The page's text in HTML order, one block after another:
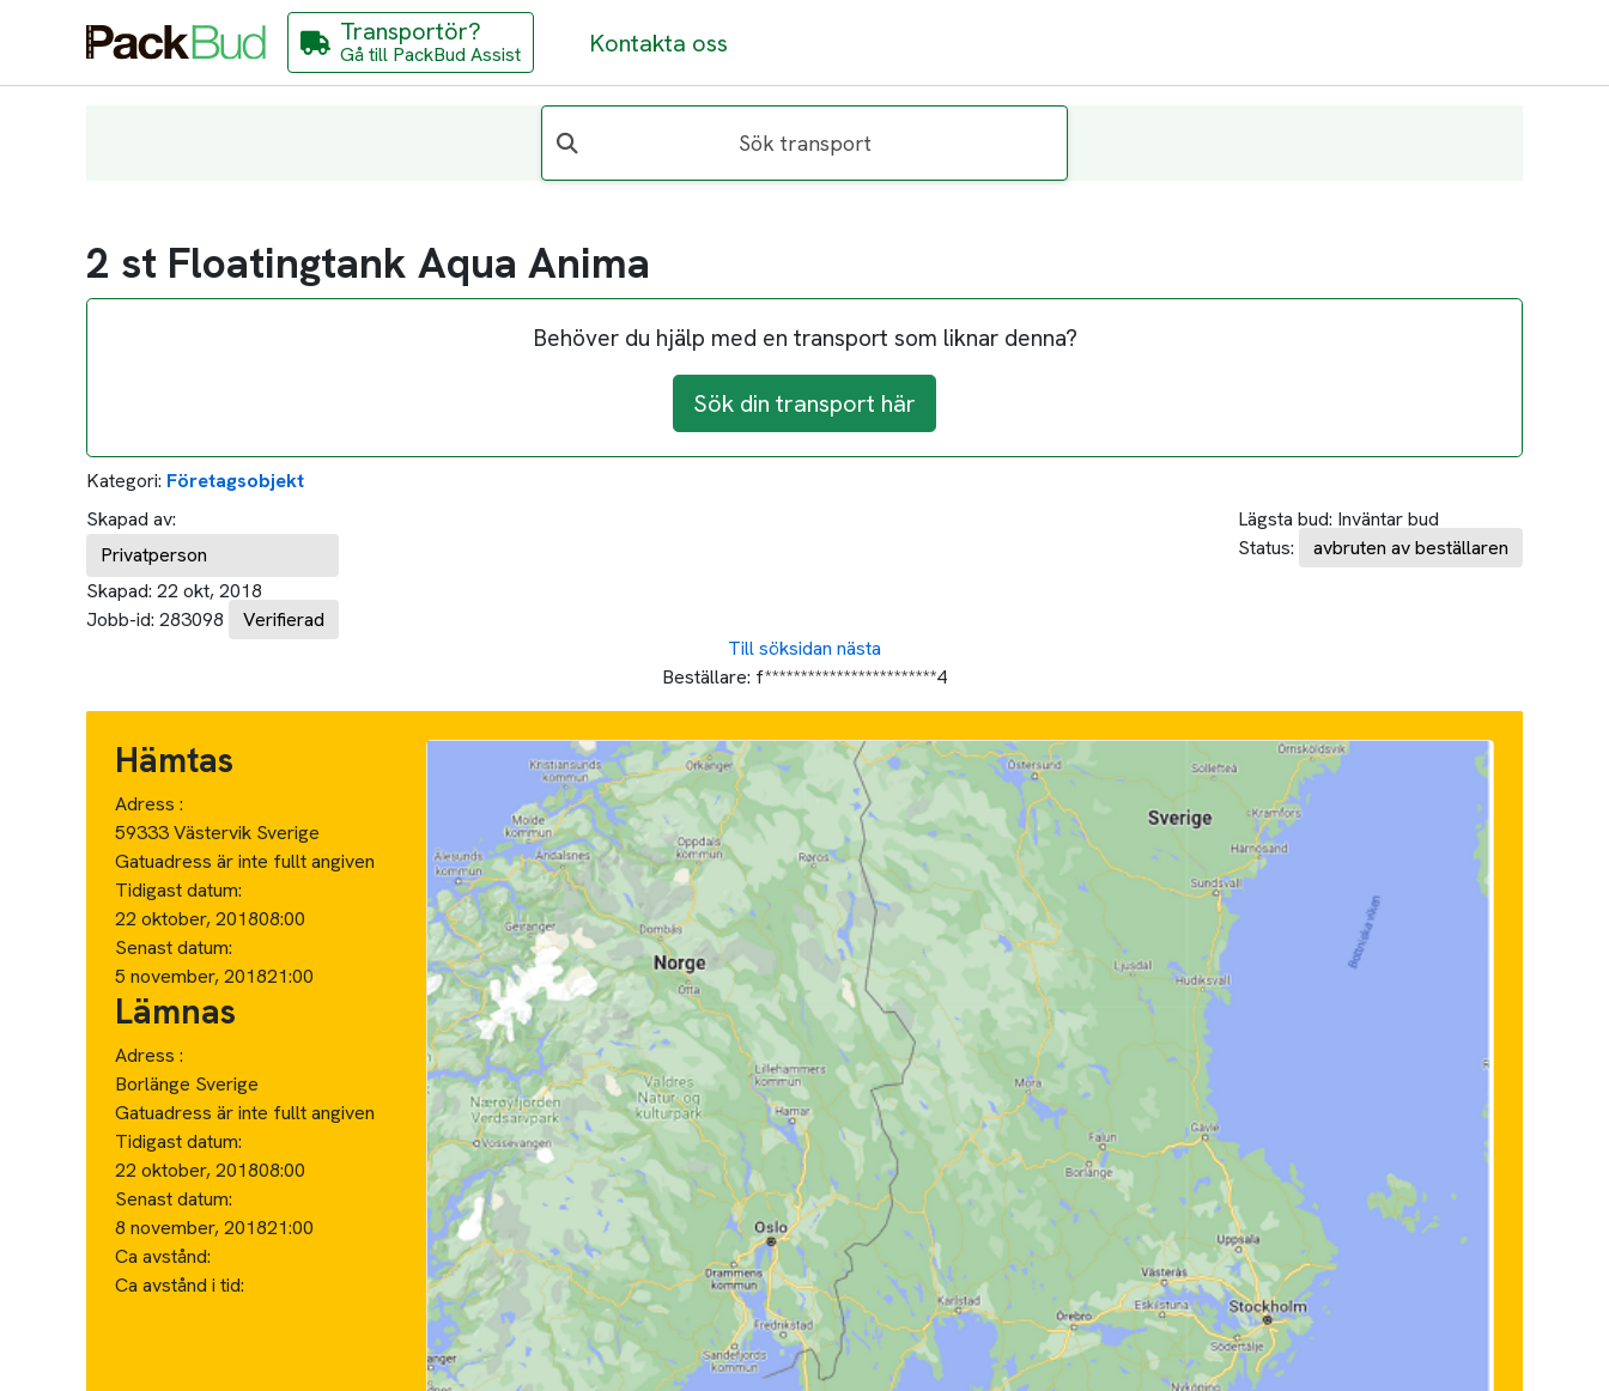
Transportör?
Gå till PackBud Assist Kontakta oss
Sök transport
2 st Floatingtank Aqua Anima
Behöver du hjälp med en transport som liknar denna?
Sök din transport här
Kategori: Företagsobjekt
Skapad av:
Privatperson
Skapad: 22 okt, 2018
Jobb-id: 283098 Verifierad
Lägsta bud: Inväntar bud
Status:
avbruten av beställaren
Till söksidan nästa
Beställare: f************************4
Hämtas
Adress :
59333 Västervik Sverige
Gatuadress är inte fullt angiven
Tidigast datum:
22 oktober, 201808:00
Senast datum:
5 november, 201821:00
Lämnas
Adress :
Borlänge Sverige
Gatuadress är inte fullt angiven
Tidigast datum:
22 oktober, 201808:00
Senast datum:
8 november, 201821:00
Ca avstånd:
Ca avstånd i tid: